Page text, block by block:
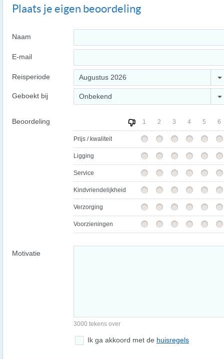
Plaats je eigen beoordeling
Naam
E-mail
Reisperiode Augustus 2026
Geboekt bij Onbekend
Beoordeling 1 2 3 4 5 6
Prijs / kwaliteit
Ligging
Service
Kindvriendelijkheid
Verzorging
Voorzieningen
Motivatie
3000 tekens over
Ik ga akkoord met de huisregels